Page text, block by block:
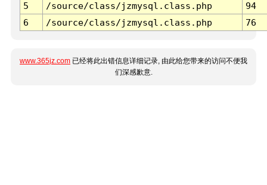
5
/source/class/jzmysql.class.php
94
6
/source/class/jzmysql.class.php 76
www.365jz.com 已经将此出错信息详细记录, 由此给您带来的访问不便我
们深感歉意.